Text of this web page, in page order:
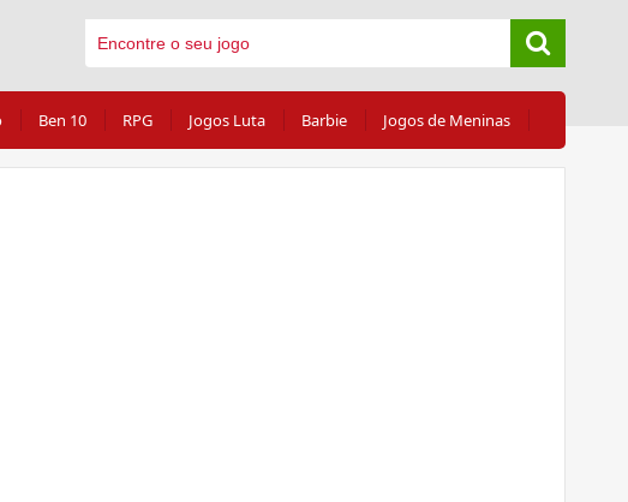
Ben 10 RPG Jogos Luta Barbie Jogos de Meninas